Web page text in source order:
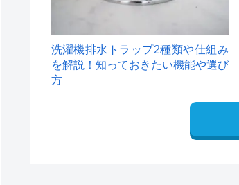
洗濯機排水トラップ2種類や仕組み
を解説！知っておきたい機能や選び
方